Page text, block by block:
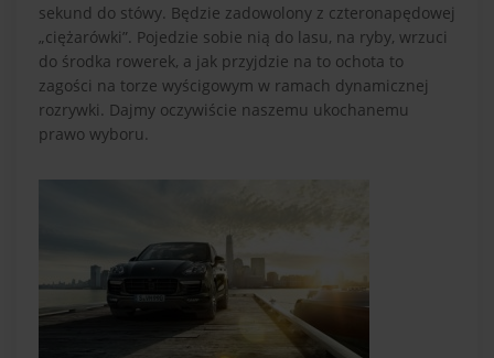
sekund do stówy. Będzie zadowolony z czteronapędowej
„ciężarówki”. Pojedzie sobie nią do lasu, na ryby, wrzuci
do środka rowerek, a jak przyjdzie na to ochota to
zagości na torze wyścigowym w ramach dynamicznej
rozrywki. Dajmy oczywiście naszemu ukochanemu
prawo wyboru.